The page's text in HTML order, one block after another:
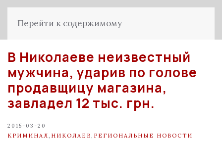
Перейти к содержимому
В Николаеве неизвестный
мужчина, ударив по голове
продавщицу магазина,
завладел 12 тыс. грн.
2015-03-20
КРИМИНАЛ НИКОЛАЕВ РЕГИОНАЛЬНЫЕ НОВОСТИ